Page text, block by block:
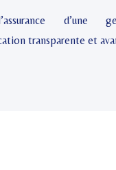
d’une
transparente et